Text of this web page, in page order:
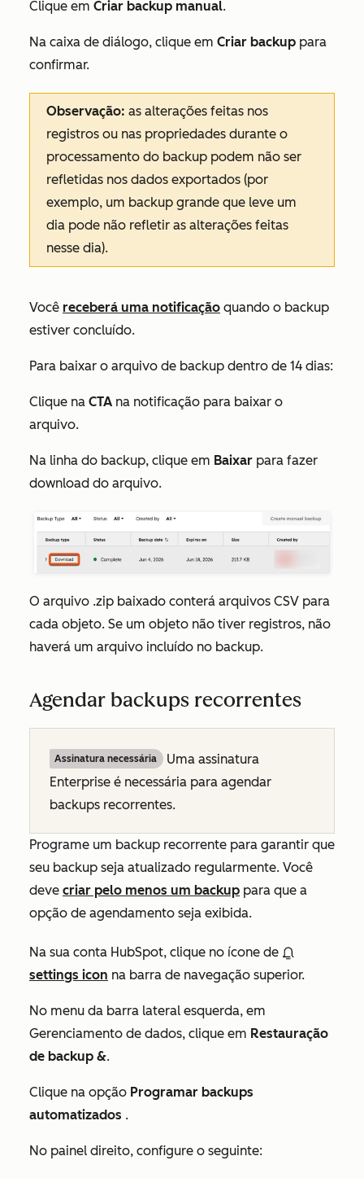
Clique em Criar backup manual.
Na caixa de diálogo, clique em Criar backup para
confirmar.
Observação: as alterações feitas nos
registros ou nas propriedades durante o
processamento do backup podem não ser
refletidas nos dados exportados (por
exemplo, um backup grande que leve um
dia pode não refletir as alterações feitas
nesse dia).
Você receberá uma notificação quando o backup
estiver concluído.
Para baixar o arquivo de backup dentro de 14 dias:
Clique na CTA na notificação para baixar o
arquivo.
Na linha do backup, clique em Baixar para fazer
download do arquivo.
O arquivo .zip baixado conterá arquivos CSV para
cada objeto. Se um objeto não tiver registros, não
haverá um arquivo incluído no backup.
Agendar backups recorrentes
Assinatura necessária
Uma assinatura
Enterprise é necessária para agendar
backups recorrentes.
Programe um backup recorrente para garantir que
seu backup seja atualizado regularmente. Você
deve criar pelo menos um backup para que a
opção de agendamento seja exibida.
Na sua conta HubSpot, clique no ícone de
settings icon na barra de navegação superior.
No menu da barra lateral esquerda, em
Gerenciamento de dados, clique em Restauração
de backup &.
Clique na opção Programar backups
automatizados .
No painel direito, configure o seguinte: